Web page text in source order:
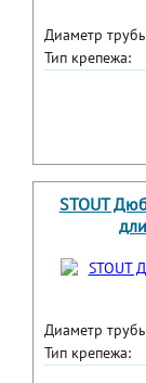
Диаметр
Тип крепежа:
STOUT
Диаметр
Тип крепежа: